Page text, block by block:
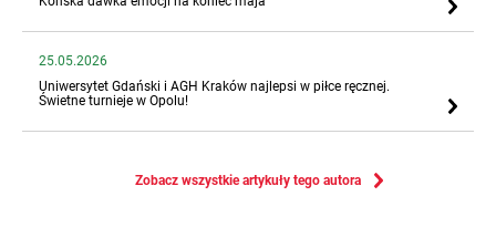
25.05.2026
Uniwersytet Gdański i AGH Kraków najlepsi w piłce ręcznej.
Świetne turnieje w Opolu!
Zobacz wszystkie artykuły tego autora